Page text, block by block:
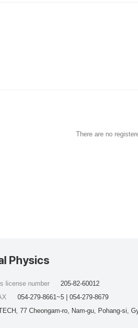
There are no
Physics
77 Cheongam-ro, Nam-gu, Pohang-si,
license number
205-82-60012
054-279-8661~5 | 054-279-8679